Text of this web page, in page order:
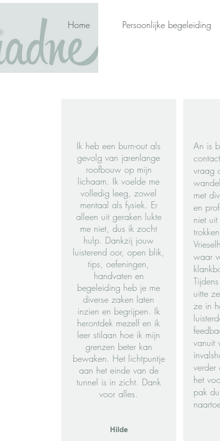
Home Persoonlijke begeleiding
Ik heb een burn-out als
gevolg van jarenlange
roofbouw op mijn
lichaam. Ik voelde me
volledig leeg, zowel
mentaal als fysiek. Er
alleen uit geraken lukte
me niet, dus ik zocht
hulp. Dankzij jouw
luisterend oor, open blik,
tips, oefeningen,
handvaten en
begeleiding heb je me
diverse zaken laten
inzien en begrijpen. Ik
herontdek mezelf en ik
leer stilaan hoe ik mijn
grenzen beter kan
bewaken. Het lichtpuntje
aan het einde van de
tunnel is in zicht. Dank
voor alles.
Hilde
An is
vraag
met
en
niet
waar
uitte
ze in
vanuit
het
pak